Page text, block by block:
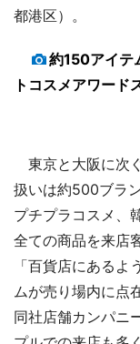
都港区）。
約150アイテ
トコスメアワード
東京と大阪に次
扱いは約500ブラ
プチプラコスメ、
全ての商品を来店
「百貨店にある
ムが売り場内に点
同社店舗カンパニ